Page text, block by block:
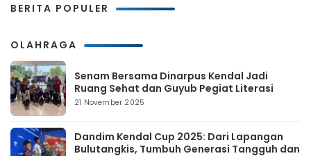
BERITA POPULER
OLAHRAGA
Senam Bersama Dinarpus Kendal Jadi
Ruang Sehat dan Guyub Pegiat Literasi
21 November 2025
Dandim Kendal Cup 2025: Dari Lapangan
Bulutangkis, Tumbuh Generasi Tangguh dan